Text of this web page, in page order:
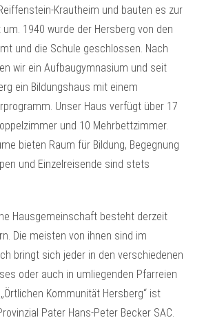
Krautheim und bauten es zur
1940 wurde der Hersberg von den
und die Schule geschlossen. Nach
wir ein Aufbaugymnasium und seit
ein Bildungshaus mit einem
Unser Haus verfügt über 17
und 10 Mehrbettzimmer.
bieten Raum für Bildung, Begegnung
und Einzelreisende sind stets
Hausgemeinschaft besteht derzeit
Die meisten von ihnen sind im
bringt sich jeder in den verschiedenen
oder auch in umliegenden Pfarreien
Kommunität Hersberg“ ist
Pater Hans-Peter Becker SAC.